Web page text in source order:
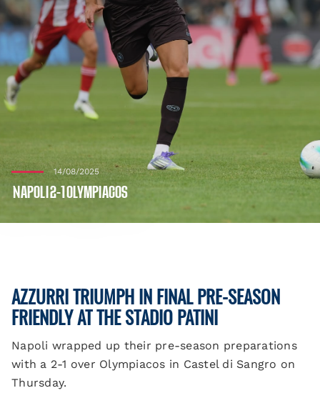
14/08/2025
NAPOLI 2-1 OLYMPIACOS
AZZURRI TRIUMPH IN FINAL PRE-SEASON
FRIENDLY AT THE STADIO PATINI
Napoli wrapped up their pre-season preparations
with a 2-1 over Olympiacos in Castel di Sangro on
Thursday.